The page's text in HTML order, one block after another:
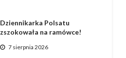
Dziennikarka Polsatu
zszokowała na ramówce!
7 sierpnia 2026